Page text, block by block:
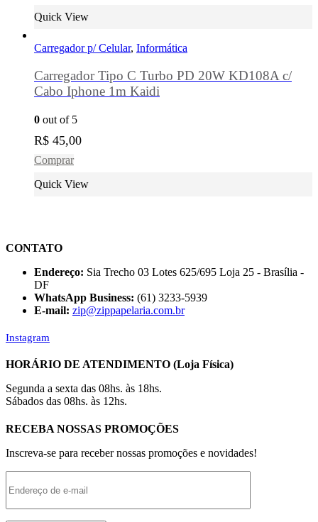
Quick View
Carregador p/ Celular, Informática
Carregador Tipo C Turbo PD 20W KD108A c/
Cabo Iphone 1m Kaidi
0 out of 5
R$ 45,00
Comprar
Quick View
CONTATO
Endereço: Sia Trecho 03 Lotes 625/695 Loja 25 - Brasília -
DF
WhatsApp Business: (61) 3233-5939
E-mail: zip@zippapelaria.com.br
Instagram
HORÁRIO DE ATENDIMENTO (Loja Física)
Segunda a sexta das 08hs. às 18hs.
Sábados das 08hs. às 12hs.
RECEBA NOSSAS PROMOÇÕES
Inscreva-se para receber nossas promoções e novidades!